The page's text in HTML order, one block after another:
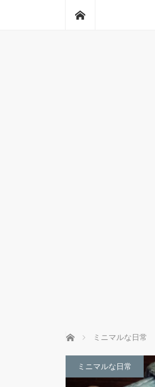
ホーム ミニマルな日常
ミニマルな日常